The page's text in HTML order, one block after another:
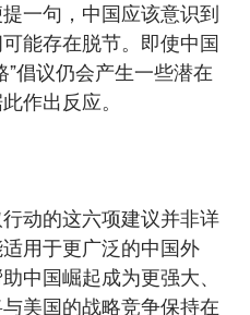
一句，中国应该意识到
能存在脱节。即使中国
”倡议仍会产生一些潜在
作出反应。
动的这六项建议并非详
用于更广泛的中国外
中国崛起成为更强大、
美国的战略竞争保持在